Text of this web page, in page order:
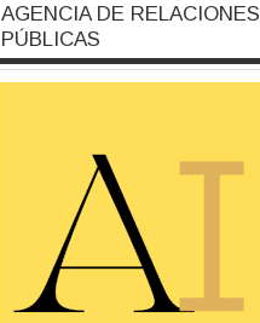
AGENCIA DE RELACIONES
PÚBLICAS